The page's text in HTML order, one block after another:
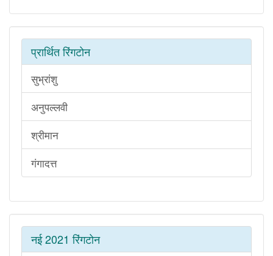
प्रार्थित रिंगटोन
सुभ्रांशु
अनुपल्लवी
श्रीमान
गंगादत्त
नई 2021 रिंगटोन